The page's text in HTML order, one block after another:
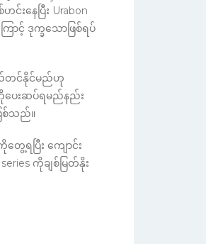
းနေပြီး Urabon
ာင့် ဒုက္ခသောဖြစ်ရပ်
ယ်တင်နိုင်မည်ဟု
ေးဆပ်ရမည်နည်း
စ်သည်။
ရပြီး ကျောင်း
ကိုချစ်မြတ်နိုး